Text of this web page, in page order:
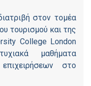
στον τομέα
τουρισμού και της
College London
μαθήματα
στο